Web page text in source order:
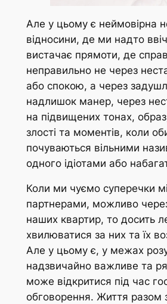
Але у цьому є неймовірна
відносини, де ми надто
вистачає прямоти, де
неправильно не через
або спокою, а через
надлишок манер, через
на підвищених тонах,
злості та моментів, коли
почуваються вільними
одного ідіотами або
Коли ми чуємо суперечки
партнерами, можливо через
наших квартир, то досить
хвилюватися за них та їх
Але у цьому є, у межах
надзвичайно важливе та
може відкритися під час
обговорення. Життя разом